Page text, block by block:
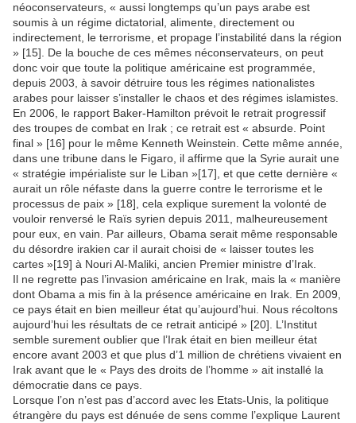
néoconservateurs, « aussi longtemps qu’un pays arabe est
soumis à un régime dictatorial, alimente, directement ou
indirectement, le terrorisme, et propage l’instabilité dans la région
» [15]. De la bouche de ces mêmes néconservateurs, on peut
donc voir que toute la politique américaine est programmée,
depuis 2003, à savoir détruire tous les régimes nationalistes
arabes pour laisser s’installer le chaos et des régimes islamistes.
En 2006, le rapport Baker-Hamilton prévoit le retrait progressif
des troupes de combat en Irak ; ce retrait est « absurde. Point
final » [16] pour le même Kenneth Weinstein. Cette même année,
dans une tribune dans le Figaro, il affirme que la Syrie aurait une
« stratégie impérialiste sur le Liban »[17], et que cette dernière «
aurait un rôle néfaste dans la guerre contre le terrorisme et le
processus de paix » [18], cela explique surement la volonté de
vouloir renversé le Raïs syrien depuis 2011, malheureusement
pour eux, en vain. Par ailleurs, Obama serait même responsable
du désordre irakien car il aurait choisi de « laisser toutes les
cartes »[19] à Nouri Al-Maliki, ancien Premier ministre d’Irak.
Il ne regrette pas l’invasion américaine en Irak, mais la « manière
dont Obama a mis fin à la présence américaine en Irak. En 2009,
ce pays était en bien meilleur état qu’aujourd’hui. Nous récoltons
aujourd’hui les résultats de ce retrait anticipé » [20]. L’Institut
semble surement oublier que l’Irak était en bien meilleur état
encore avant 2003 et que plus d’1 million de chrétiens vivaient en
Irak avant que le « Pays des droits de l’homme » ait installé la
démocratie dans ce pays.
Lorsque l’on n’est pas d’accord avec les Etats-Unis, la politique
étrangère du pays est dénuée de sens comme l’explique Laurent